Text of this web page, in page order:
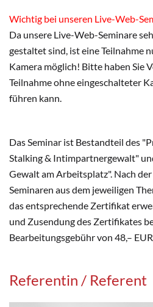
Wichtig bei unseren Live-Web-
Da unsere Live-Web-Seminare
gestaltet sind, ist eine Teilnahme
Kamera möglich! Bitte haben Sie
Teilnahme ohne eingeschalteter
führen kann.
Das Seminar ist Bestandteil des
Stalking & Intimpartnergewalt"
Gewalt am Arbeitsplatz". Nach
Seminaren aus dem jeweiligen
das entsprechende Zertifikat
und Zusendung des Zertifikates
Bearbeitungsgebühr von 48,–
Referentin / Referent